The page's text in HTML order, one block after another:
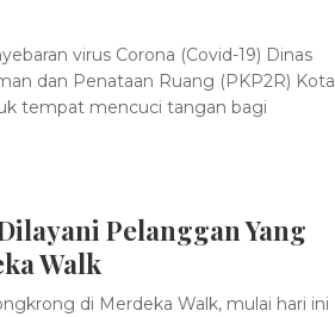
virus Corona (Covid-19) Dinas
dan Penataan Ruang (PKP2R) Kota
tempat mencuci tangan bagi
Pelanggan Yang
Walk
di Merdeka Walk, mulai hari ini